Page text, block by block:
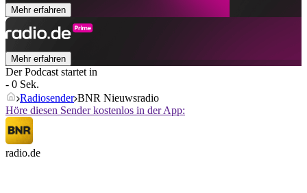
Mehr erfahren
Mehr erfahren
Der Podcast startet in
- 0 Sek.
Radiosender BNR Nieuwsradio
Höre diesen Sender kostenlos in der App:
radio.de